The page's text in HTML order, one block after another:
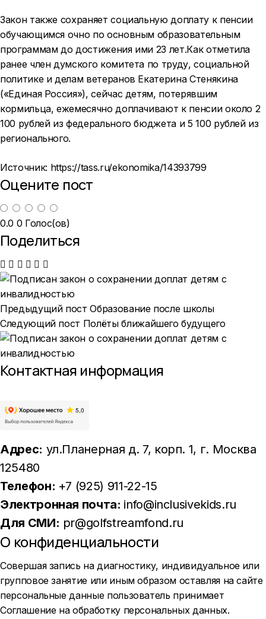
Закон также сохраняет социальную доплату к пенсии
обучающимся очно по основным образовательным
программам до достижения ими 23 лет.Как отметила
ранее член думского комитета по труду, социальной
политике и делам ветеранов Екатерина Стенякина
(«Единая Россия»), сейчас детям, потерявшим
кормильца, ежемесячно доплачивают к пенсии около 2
100 рублей из федерального бюджета и 5 100 рублей из
регионального.
Источник: https://tass.ru/ekonomika/14393799
Оцените пост
0.0 0 Голос(ов)
Поделиться
Предыдущий пост Образование после школы
Следующий пост Полёты ближайшего будущего
Контактная информация
Адрес: ул.Планерная д. 7, корп. 1, г. Москва
125480
Телефон: +7 (925) 911-22-15
Электронная почта: info@inclusivekids.ru
Для СМИ: pr@golfstreamfond.ru
О конфиденциальности
Совершая запись на диагностику, индивидуальное или
групповое занятие или иным образом оставляя на сайте
персональные данные пользователь принимает
Соглашение на обработку персональных данных.